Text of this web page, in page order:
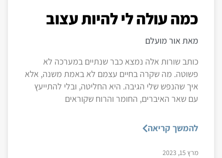
כמה עולה לי להיות עצוב
מאת אור מועלם
כותב שורות אלה נמצא כבר שנתיים במערכה לא
פשוטה. מה שקרה בחיים עצמם לא באמת משנה, אלא
איך שהנפש שלי הגיבה. היא החליטה, ובלי להתייעץ
עם שאר האיברים, החומר והרוח שקוראים
להמשך קריאה
מרץ 15, 2023